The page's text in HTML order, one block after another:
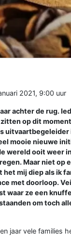
2021, 9:00 uur
achter de rug.
op dit
mooie nieuwe
wereld ooit weer
Maar niet op
het mij diep als ik
met doorloop.
waar ze een
om toch
jaar vele families